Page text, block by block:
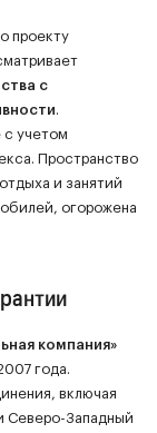
проекту
с
с учетом
Пространство
и занятий
огорожена
компания»
года.
включая
Северо-Западный